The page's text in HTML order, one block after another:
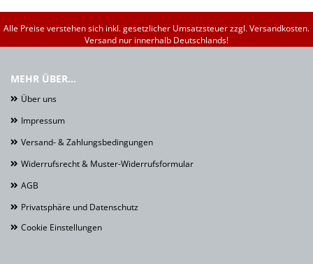
Alle Preise verstehen sich inkl. gesetzlicher Umsatzsteuer zzgl. Versandkosten.
Versand nur innerhalb Deutschlands!
MEHR ÜBER...
Über uns
Impressum
Versand- & Zahlungsbedingungen
Widerrufsrecht & Muster-Widerrufsformular
AGB
Privatsphäre und Datenschutz
Cookie Einstellungen